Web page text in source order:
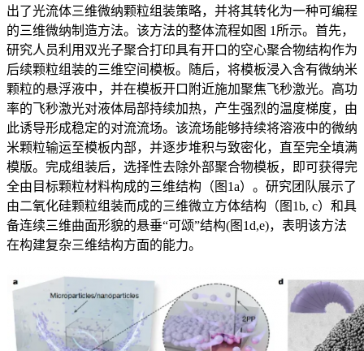
出了光流体三维微纳颗粒组装策略，并将其转化为一种可编程
的三维微纳制造方法。该方法的整体流程如图 1所示。首先，
研究人员利用双光子聚合打印具有开口的空心聚合物结构作为
后续颗粒组装的三维空间模板。随后，将模板浸入含有微纳米
颗粒的悬浮液中，并在模板开口附近施加聚焦飞秒激光。高功
率的飞秒激光对液体局部持续加热，产生强烈的温度梯度，由
此诱导形成稳定的对流流场。该流场能够持续将溶液中的微纳
米颗粒输运至模板内部，并逐步堆积与致密化，直至完全填满
模版。完成组装后，选择性去除外部聚合物模板，即可获得完
全由目标颗粒材料构成的三维结构（图1a）。研究团队展示了
由二氧化硅颗粒组装而成的三维微立方体结构（图1b, c）和具
备连续三维曲面形貌的悬垂“可颂”结构(图1d,e)，表明该方法
在构建复杂三维结构方面的能力。